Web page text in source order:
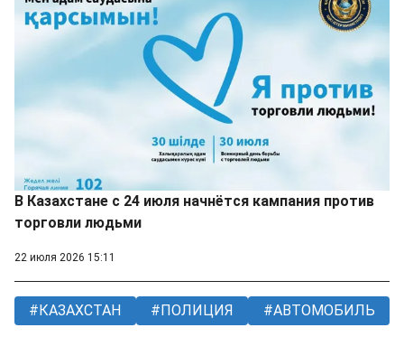
В Казахстане с 24 июля начнётся кампания против
торговли людьми
22 июля 2026 15:11
КАЗАХСТАН ПОЛИЦИЯ АВТОМОБИЛЬ